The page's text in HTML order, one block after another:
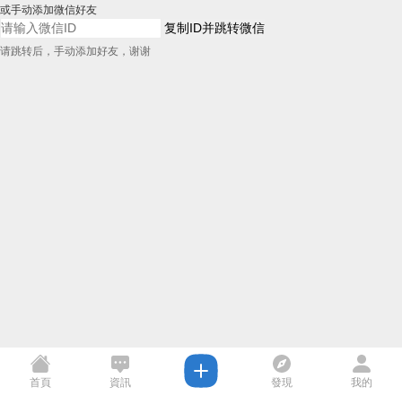
或手动添加微信好友
复制ID并跳转微信
请跳转后，手动添加好友，谢谢
首頁 資訊 發現 我的